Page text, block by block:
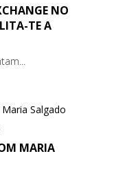
NO
TE A
MARIA